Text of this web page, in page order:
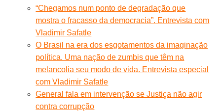
“Chegamos num ponto de degradação que
mostra o fracasso da democracia”. Entrevista com
Vladimir Safatle
O Brasil na era dos esgotamentos da imaginação
política. Uma nação de zumbis que têm na
melancolia seu modo de vida. Entrevista especial
com Vladimir Safatle
General fala em intervenção se Justiça não agir
contra corrupção